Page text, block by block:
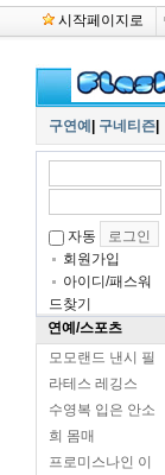
시작페이지로
구연예 구네티즌
자동
회원가입
아이디/패스워
드찾기
연예/스포츠
모모랜드 낸시 필
라테스 레깅스
수영복 입은 안소
희 몸매
프로미스나인 이